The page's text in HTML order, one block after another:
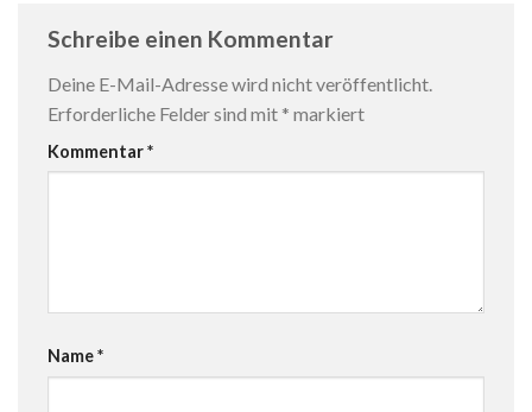
Schreibe einen Kommentar
Deine E-Mail-Adresse wird nicht veröffentlicht.
Erforderliche Felder sind mit * markiert
Kommentar*
Name*